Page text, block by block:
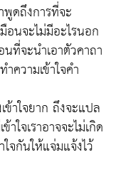
พูดถึงการที่จะ
อนจะไม่มีอะไรนอก
ที่จะนำเอาตัวคาถา
ความเข้าใจคำ
ข้าใจยาก ถึงจะแปล
าใจเราอาจจะไม่เกิด
จกันให้แจ่มแจ้งไว้